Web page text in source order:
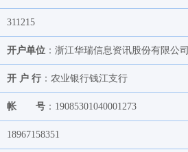
力仪器有限公司
物产有限公司 上
贸易有限公司
出口贸易有限公司
南京）有限公司
311215
开户单位 ：浙江华瑞信息资讯股份有限公
开 户 行 ：农业银行钱江支行
帐 号 ：19085301040001273
18967158351